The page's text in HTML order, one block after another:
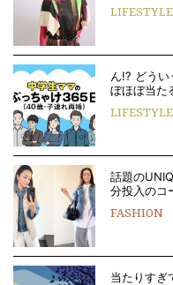
LIFESTYLE
ん!? どう
ぼほぼ当た
LIFESTYLE
話題の
分投入のコ
FASHION
当たりすぎ